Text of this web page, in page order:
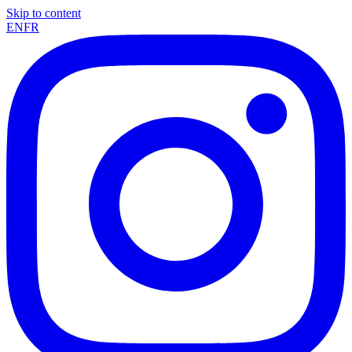
Skip to content
ENFR